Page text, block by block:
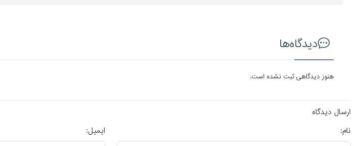
دیدگاه‌ها
هنوز دیدگاهی ثبت نشده است.
ارسال دیدگاه
نام:
ایمیل: